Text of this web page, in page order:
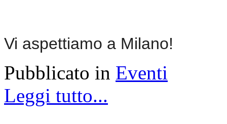
Vi aspettiamo a Milano!
Pubblicato in Eventi
Leggi tutto...